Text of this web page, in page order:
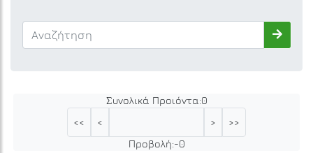
Συνολικά Προιόντα:0
<<
< >
>>
Προβολή:-0